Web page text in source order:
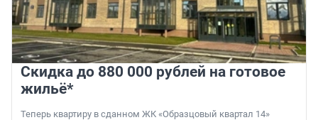
Скидка до 880 000 рублей на готовое
жильё*
Теперь квартиру в сданном ЖК «Образцовый квартал 14»